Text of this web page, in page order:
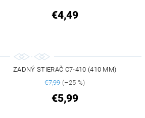
€4,49
ZADNÝ STIERAČ C7-410 (410 MM)
€7,99(–25 %)
€5,99